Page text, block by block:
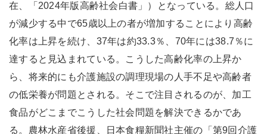
在、「2024年版高齢社会白書」）となっている。総人口
が減少する中で65歳以上の者が増加することにより高齢
化率は上昇を続け、37年は約33.3％、70年には38.7％に
達すると見込まれている。こうした高齢化率の上昇か
ら、将来的にも介護施設の調理現場の人手不足や高齢者
の低栄養が問題とされる。そこで注目されるのが、加工
食品がどこまでこうした社会問題を解決できるかであ
る。農林水産省後援、日本食糧新聞社主催の「第9回介護